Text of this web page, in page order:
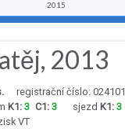
2015
2013
registrační číslo: 024101
K1: 3 C1: 3 sjezd K1: 3
VT